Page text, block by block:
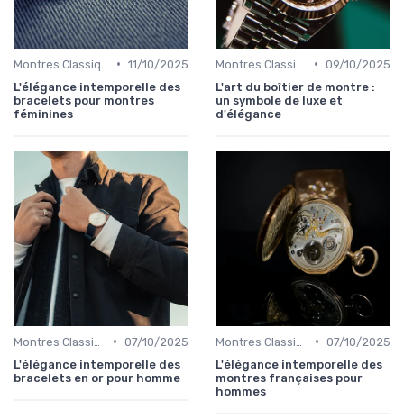
• 11/10/2025
L'élégance intemporelle des
bracelets pour montres
féminines
• 09/10/2025
L'art du boîtier de montre :
un symbole de luxe et
d'élégance
• 07/10/2025
L'élégance intemporelle des
bracelets en or pour homme
• 07/10/2025
L'élégance intemporelle des
montres françaises pour
hommes